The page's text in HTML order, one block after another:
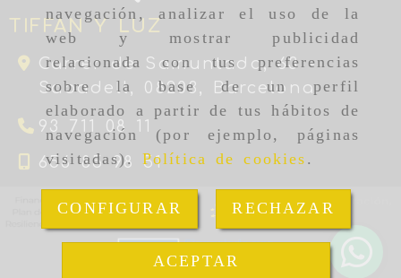
navegación, analizar el uso de la
web y mostrar publicidad
relacionada con tus preferencias
sobre la base de un perfil
elaborado a partir de tus hábitos de
navegación (por ejemplo, páginas
visitadas). Política de cookies .
CONFIGURAR RECHAZAR
ACEPTAR
TIFFAN Y LUZ
Carrer de Samuntada, 63 -
Sabadell, 08203, Barcelona
93 711 08 11
656 85 98 51